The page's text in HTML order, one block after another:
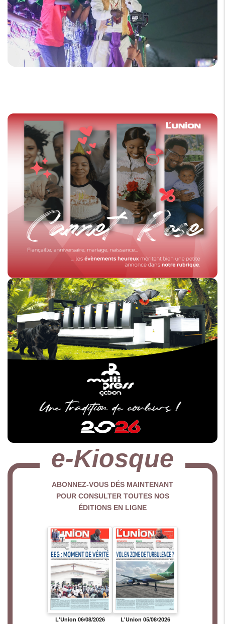
e-Kiosque
ABONNEZ-VOUS DÉS MAINTENANT
POUR CONSULTER TOUTES NOS
ÉDITIONS EN LIGNE